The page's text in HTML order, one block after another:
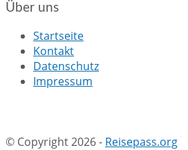
Über uns
Startseite
Kontakt
Datenschutz
Impressum
© Copyright 2026 - Reisepass.org